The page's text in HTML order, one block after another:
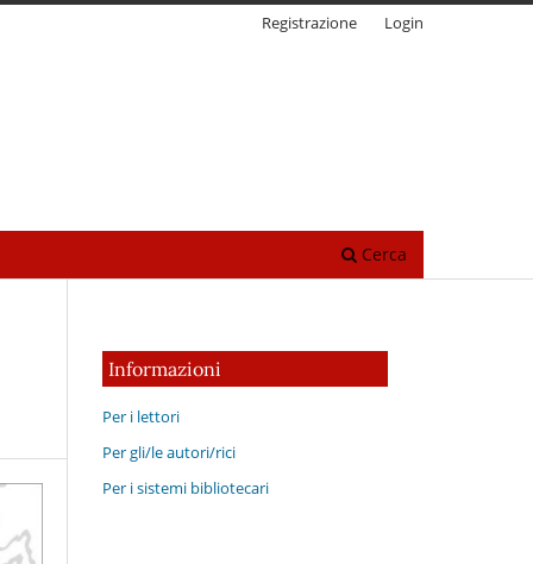
Cerca
Registrazione Login
Informazioni
Per i lettori
Per gli/le autori/rici
Per i sistemi bibliotecari